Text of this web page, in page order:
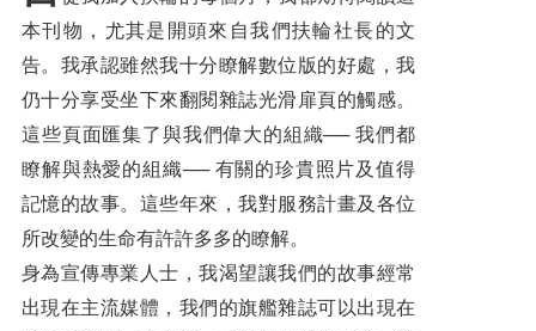
我的扶輪思索（三）──謙卑領導── 扶輪領導的智慧
一張郵票的故事── 講酒郵趣
四句話，起死回生
台灣世界遺產候選地系列之十八──澎湖群島的石滬群
三六五人 ‧ 三六五句 ‧ 三六五天
台灣糖業之父── 新渡戶稻造
各社活動輯要
本刊物，尤其是開頭來自我們扶輪社長的文
告。我承認雖然我十分瞭解數位版的好處，我
仍十分享受坐下來翻閱雜誌光滑扉頁的觸感。
這些頁面匯集了與我們偉大的組織── 我們都
瞭解與熱愛的組織── 有關的珍貴照片及值得
記憶的故事。這些年來，我對服務計畫及各位
所改變的生命有許許多多的瞭解。
身為宣傳專業人士，我渴望讓我們的故事經常
出現在主流媒體，我們的旗艦雜誌可以出現在